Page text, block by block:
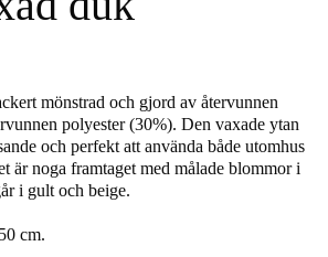
mönstrad och gjord av återvunnen
polyester (30%). Den vaxade ytan
och perfekt att använda både utomhus
är noga framtaget med målade blommor i
i gult och beige.
cm.